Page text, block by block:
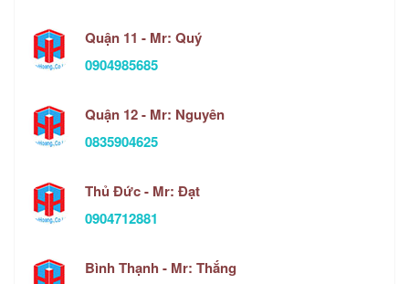
Quận 11 - Mr: Quý
0904985685
Quận 12 - Mr: Nguyên
0835904625
Thủ Đức - Mr: Đạt
0904712881
Bình Thạnh - Mr: Thắng